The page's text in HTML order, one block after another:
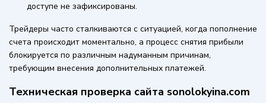
доступе не зафиксированы.
Трейдеры часто сталкиваются с ситуацией, когда пополнение
счета происходит моментально, а процесс снятия прибыли
блокируется по различным надуманным причинам,
требующим внесения дополнительных платежей.
Техническая проверка сайта sonolokyina.com